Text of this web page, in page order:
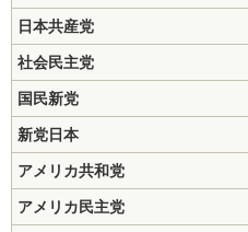
日本共産党
社会民主党
国民新党
新党日本
アメリカ共和党
アメリカ民主党